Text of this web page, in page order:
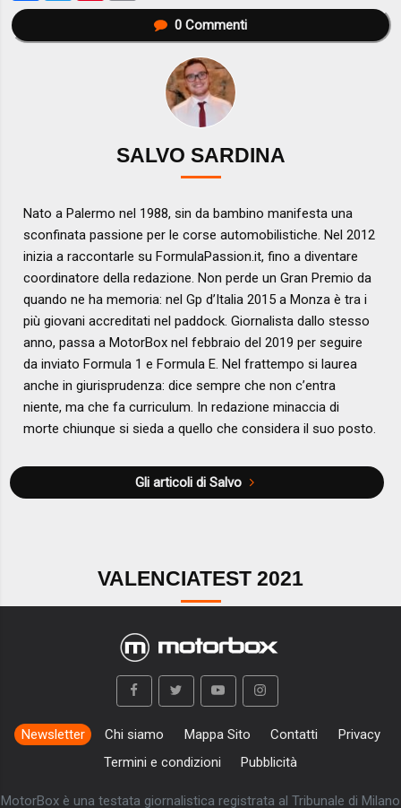
0Commenti
SALVO SARDINA
Nato a Palermo nel 1988, sin da bambino manifesta una
sconfinata passione per le corse automobilistiche. Nel 2012
inizia a raccontarle su FormulaPassion.it, fino a diventare
coordinatore della redazione. Non perde un Gran Premio da
quando ne ha memoria: nel Gp d’Italia 2015 a Monza è tra i
più giovani accreditati nel paddock. Giornalista dallo stesso
anno, passa a MotorBox nel febbraio del 2019 per seguire
da inviato Formula 1 e Formula E. Nel frattempo si laurea
anche in giurisprudenza: dice sempre che non c’entra
niente, ma che fa curriculum. In redazione minaccia di
morte chiunque si sieda a quello che considera il suo posto.
Gli articoli di Salvo
VALENCIATEST 2021
Newsletter Chi siamo Mappa Sito Contatti
Privacy
Termini e condizioni
Pubblicità
MotorBox è una testata giornalistica registrata al Tribunale di Milano